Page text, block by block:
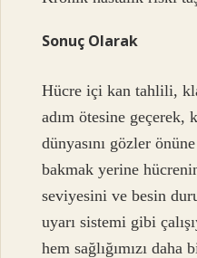
Sonuç Olarak
Hücre içi kan tahlili,
adım ötesine
dünyasını gözler
bakmak yerine
seviyesini ve besin
uyarı sistemi gibi
hem sağlığımızı